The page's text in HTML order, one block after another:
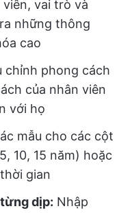
vai trò và
những thông
cao
chỉnh phong cách
của nhân viên
với họ
mẫu cho các cột
10, 15 năm) hoặc
gian
dịp: Nhập